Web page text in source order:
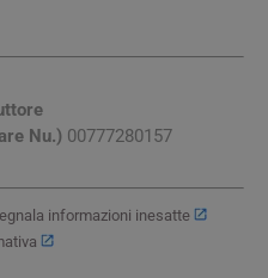
Nu.) 00777280157
informazioni inesatte